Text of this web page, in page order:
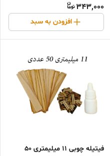
343,000
افزودن به سبد
فیتیله چوبی 11 میلیمتری 50